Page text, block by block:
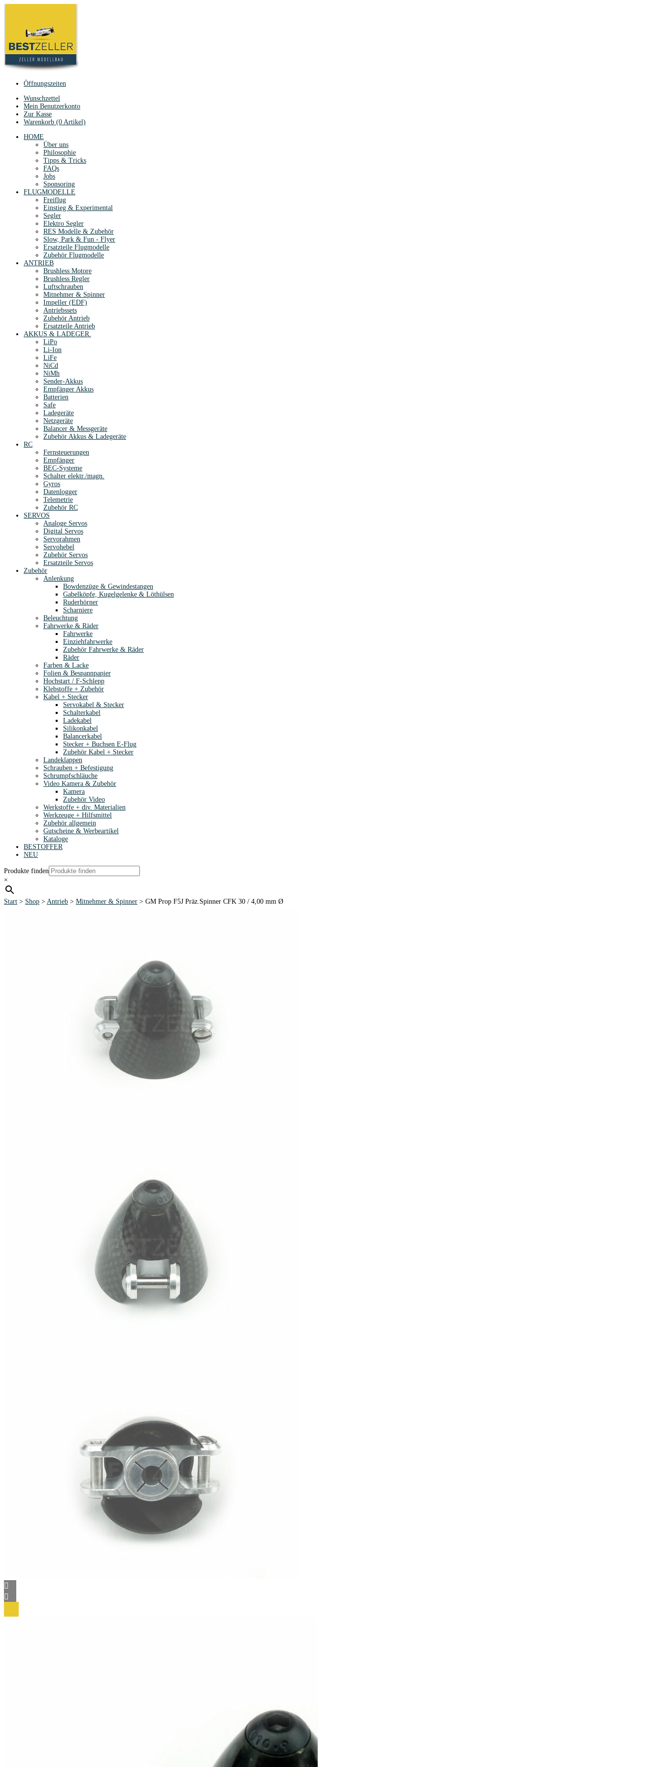
Öffnungszeiten
Wunschzettel
Mein Benutzerkonto
Zur Kasse
Warenkorb (0 Artikel)
HOME
Über uns
Philosophie
Tipps & Tricks
FAQs
Jobs
Sponsoring
FLUGMODELLE
Freiflug
Einstieg & Experimental
Segler
Elektro Segler
RES Modelle & Zubehör
Slow, Park & Fun - Flyer
Ersatzteile Flugmodelle
Zubehör Flugmodelle
ANTRIEB
Brushless Motore
Brushless Regler
Luftschrauben
Mitnehmer & Spinner
Impeller (EDF)
Antriebssets
Zubehör Antrieb
Ersatzteile Antrieb
AKKUS & LADEGER.
LiPo
Li-Ion
LiFe
NiCd
NiMh
Sender-Akkus
Empfänger Akkus
Batterien
Safe
Ladegeräte
Netzgeräte
Balancer & Messgeräte
Zubehör Akkus & Ladegeräte
RC
Fernsteuerungen
Empfänger
BEC-Systeme
Schalter elektr./magn.
Gyros
Datenlogger
Telemetrie
Zubehör RC
SERVOS
Analoge Servos
Digital Servos
Servorahmen
Servohebel
Zubehör Servos
Ersatzteile Servos
Zubehör
Anlenkung
Bowdenzüge & Gewindestangen
Gabelköpfe, Kugelgelenke & Löthülsen
Ruderhörner
Scharniere
Beleuchtung
Fahrwerke & Räder
Fahrwerke
Einziehfahrwerke
Zubehör Fahrwerke & Räder
Räder
Farben & Lacke
Folien & Bespannpapier
Hochstart / F-Schlepp
Klebstoffe + Zubehör
Kabel + Stecker
Servokabel & Stecker
Schalterkabel
Ladekabel
Silikonkabel
Balancerkabel
Stecker + Buchsen E-Flug
Zubehör Kabel + Stecker
Landeklappen
Schrauben + Befestigung
Schrumpfschläuche
Video Kamera & Zubehör
Kamera
Zubehör Video
Werkstoffe + div. Materialien
Werkzeuge + Hilfsmittel
Zubehör allgemein
Gutscheine & Werbeartikel
Kataloge
BESTOFFER
NEU
Produkte finden
×
Start > Shop > Antrieb > Mitnehmer & Spinner > GM Prop F5J Präz.Spinner CFK 30 / 4,00 mm Ø